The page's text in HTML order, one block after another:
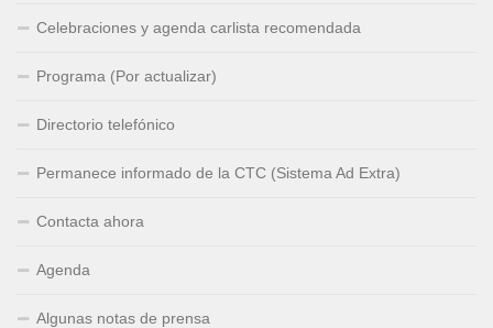
Celebraciones y agenda carlista recomendada
Programa (Por actualizar)
Directorio telefónico
Permanece informado de la CTC (Sistema Ad Extra)
Contacta ahora
Agenda
Algunas notas de prensa